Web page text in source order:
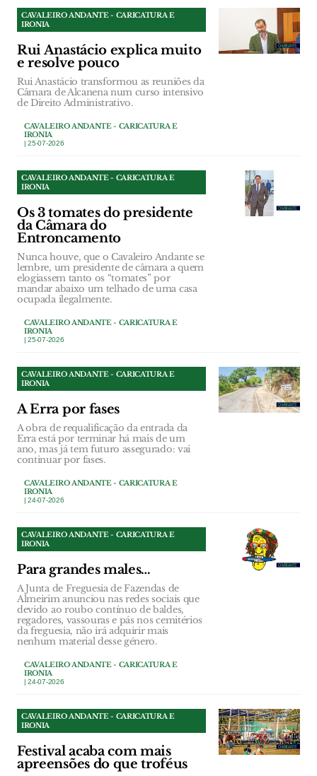
CAVALEIRO ANDANTE - CARICATURA E
IRONIA
Rui Anastácio explica muito
e resolve pouco
Rui Anastácio transformou as reuniões da
Câmara de Alcanena num curso intensivo
de Direito Administrativo.
CAVALEIRO ANDANTE - CARICATURA E
IRONIA
| 25-07-2026
CAVALEIRO ANDANTE - CARICATURA E
IRONIA
Os 3 tomates do presidente
da Câmara do
Entroncamento
Nunca houve, que o Cavaleiro Andante se
lembre, um presidente de câmara a quem
elogiassem tanto os “tomates” por
mandar abaixo um telhado de uma casa
ocupada ilegalmente.
CAVALEIRO ANDANTE - CARICATURA E
IRONIA
| 25-07-2026
CAVALEIRO ANDANTE - CARICATURA E
IRONIA
A Erra por fases
A obra de requalificação da entrada da
Erra está por terminar há mais de um
ano, mas já tem futuro assegurado: vai
continuar por fases.
CAVALEIRO ANDANTE - CARICATURA E
IRONIA
| 24-07-2026
CAVALEIRO ANDANTE - CARICATURA E
IRONIA
Para grandes males…
A Junta de Freguesia de Fazendas de
Almeirim anunciou nas redes sociais que
devido ao roubo contínuo de baldes,
regadores, vassouras e pás nos cemitérios
da freguesia, não irá adquirir mais
nenhum material desse género.
CAVALEIRO ANDANTE - CARICATURA E
IRONIA
| 24-07-2026
CAVALEIRO ANDANTE - CARICATURA E
IRONIA
Festival acaba com mais
apreensões do que troféus